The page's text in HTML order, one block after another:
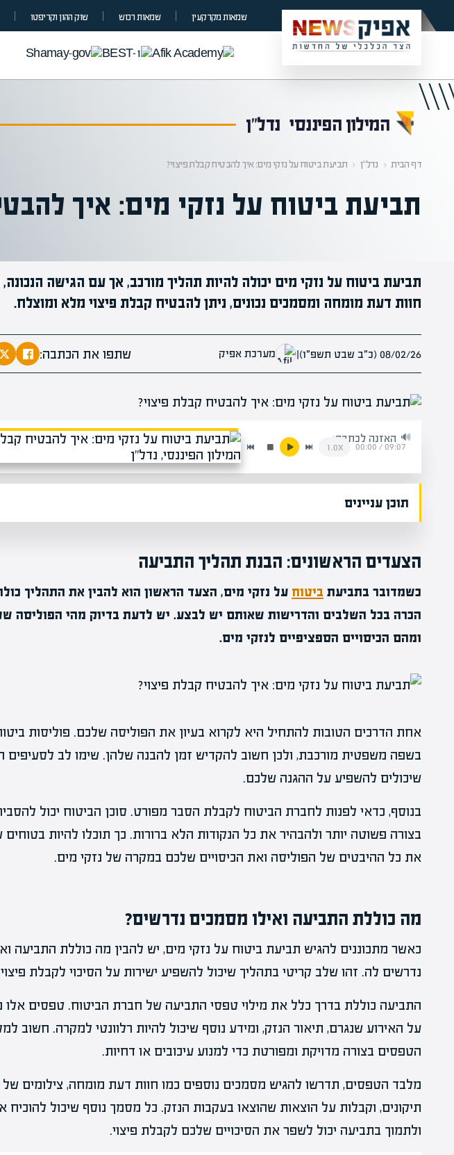
שמאות מקרקעין שמאות רכוש שוק ההון וקריפטו
המילון הפיננסי נדל"ן
דף הבית ‹ נדל"ן ‹ תביעת ביטוח על נזקי מים: איך להבטיח קבלת פיצוי?
תביעת ביטוח על נזקי מים: איך
תביעת ביטוח על נזקי מים יכולה להיות תהליך מורכב, אך עם הגישה הנכונה,
חוות דעת מומחה ומסמכים נכונים, ניתן להבטיח קבלת פיצוי מלא ומוצלח.
08/02/26 (כ״ב שבט תשפ״ו) | מערכת אפיק שתפו את הכתבה:
האזנה לכתבה:
09:07
/
00:00
1.0x
תוכן עניינים
הצעדים הראשונים: הבנת תהליך התביעה
כשמדובר בתביעת ביטוח על נזקי מים, הצעד הראשון הוא להבין את התהליך
הכרה בכל השלבים והדרישות שאותם יש לבצע. יש לדעת בדיוק מהי הפוליסה
ומהם הכיסויים הספציפיים לנזקי מים.
אחת הדרכים הטובות להתחיל היא לקרוא בעיון את הפוליסה שלכם. פוליסות
בשפה משפטית מורכבת, ולכן חשוב להקדיש זמן להבנה שלהן. שימו לב לסעיפים
שיכולים להשפיע על ההגנה שלכם.
בנוסף, כדאי לפנות לחברת הביטוח לקבלת הסבר מפורט. סוכן הביטוח יכול
בצורה פשוטה יותר ולהבהיר את כל הנקודות הלא ברורות. כך תוכלו להיות
את כל ההיבטים של הפוליסה ואת הכיסויים שלכם במקרה של נזקי מים.
מה כוללת התביעה ואילו מסמכים נדרשים?
כאשר מתכוננים להגיש תביעת ביטוח על נזקי מים, יש להבין מה כוללת התביעה
נדרשים לה. זהו שלב קריטי בתהליך שיכול להשפיע ישירות על הסיכוי לקבלת
התביעה כוללת בדרך כלל את מילוי טפסי התביעה של חברת הביטוח. טפסים אלו
על האירוע שנגרם, תיאור הנזק, ומידע נוסף שיכול להיות רלוונטי למקרה. חשוב
הטפסים בצורה מדויקת ומפורטת כדי למנוע עיכובים או דחיות.
מלבד הטפסים, תדרשו להגיש מסמכים נוספים כמו חוות דעת מומחה, צילומים של
תיקונים, וקבלות על הוצאות שהוצאו בעקבות הנזק. כל מסמך נוסף שיכול להוכיח
ולתמוך בתביעה יכול לשפר את הסיכויים שלכם לקבלת פיצוי.